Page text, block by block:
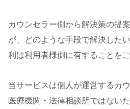
カウンセラー側から解決策の提
が、どのような手段で解決した
利は利用者様側に有することを
当サービスは個人が運営するカ
医療機関・法律相談所ではない